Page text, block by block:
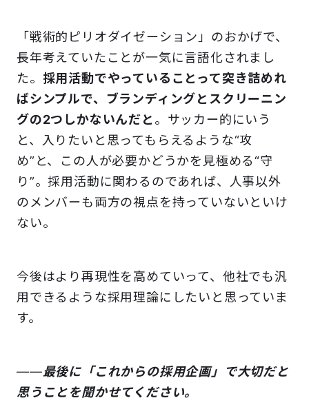
「戦術的ピリオダイゼーション」のおかげで、
長年考えていたことが一気に言語化されまし
た。 採用活動でやっていることって突き詰めれ
ばシンプルで、ブランディングとスクリーニン
グの2つしかないんだと 。サッカー的にいう
と、入りたいと思ってもらえるような“攻
め”と、この人が必要かどうかを見極める“守
り”。採用活動に関わるのであれば、人事以外
のメンバーも両方の視点を持っていないといけ
ない。
今後はより再現性を高めていって、 他社でも汎
用できるような採用理論にしたいと思っていま
す。
――最後に「これからの採用企画」で大切だと
思うことを聞かせてください。